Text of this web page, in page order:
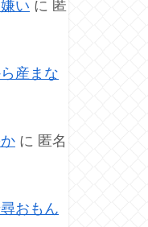
い に 匿
産まな
に 匿名
おもん